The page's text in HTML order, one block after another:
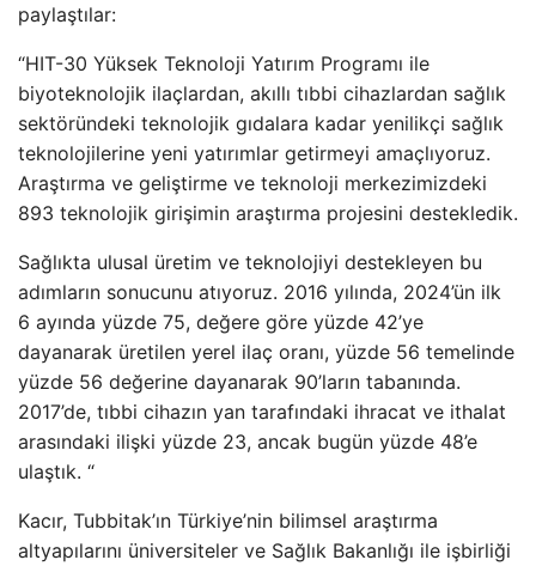
paylaştılar:
“HIT-30 Yüksek Teknoloji Yatırım Programı ile
biyoteknolojik ilaçlardan, akıllı tıbbi cihazlardan sağlık
sektöründeki teknolojik gıdalara kadar yenilikçi sağlık
teknolojilerine yeni yatırımlar getirmeyi amaçlıyoruz.
Araştırma ve geliştirme ve teknoloji merkezimizdeki
893 teknolojik girişimin araştırma projesini destekledik.
Sağlıkta ulusal üretim ve teknolojiyi destekleyen bu
adımların sonucunu atıyoruz. 2016 yılında, 2024’ün ilk
6 ayında yüzde 75, değere göre yüzde 42’ye
dayanarak üretilen yerel ilaç oranı, yüzde 56 temelinde
yüzde 56 değerine dayanarak 90’ların tabanında.
2017’de, tıbbi cihazın yan tarafındaki ihracat ve ithalat
arasındaki ilişki yüzde 23, ancak bugün yüzde 48’e
ulaştık. “
Kacır, Tubbitak’ın Türkiye’nin bilimsel araştırma
altyapılarını üniversiteler ve Sağlık Bakanlığı ile işbirliği